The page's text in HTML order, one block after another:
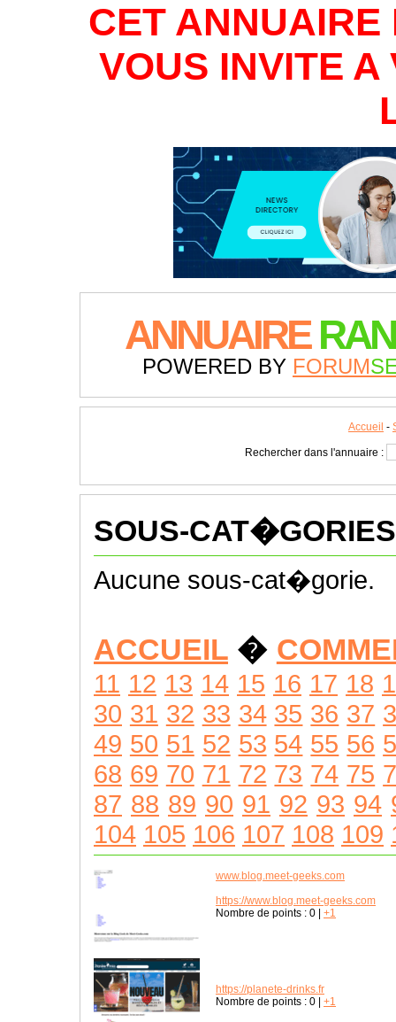
CET
VOUS INVITE A
ANNUAIRE
POWERED BY FORUM
Accueil -
Rechercher dans l'annuaire :
SOUS-CAT�GORIES
Aucune sous-cat�gorie.
ACCUEIL �
11 12 13 14 15 16 17 18
30 31 32 33 34 35 36 37
49 50 51 52 53 54 55 56
68 69 70 71 72 73 74 75
87 88 89 90 91 92 93 94
104 105 106 107 108 109
www.blog.meet-geeks.com
https://www.blog.meet-geeks.com
Nombre de points : 0 +1
https://planete-drinks.fr
Nombre de points : 0 +1